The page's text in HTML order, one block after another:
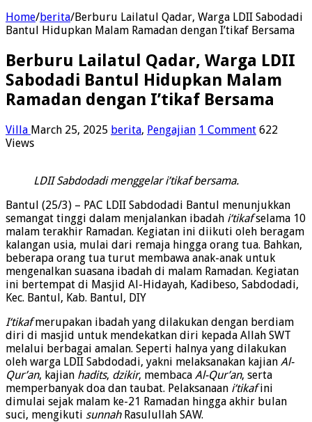
Home/berita/Berburu Lailatul Qadar, Warga LDII Sabodadi
Bantul Hidupkan Malam Ramadan dengan I’tikaf Bersama
Berburu Lailatul Qadar, Warga LDII
Sabodadi Bantul Hidupkan Malam
Ramadan dengan I’tikaf Bersama
Villa March 25, 2025 berita, Pengajian 1 Comment 622
Views
LDII Sabdodadi menggelar i’tikaf bersama.
Bantul (25/3) – PAC LDII Sabdodadi Bantul menunjukkan
semangat tinggi dalam menjalankan ibadah i‘tikafselama 10
malam terakhir Ramadan. Kegiatan ini diikuti oleh beragam
kalangan usia, mulai dari remaja hingga orang tua. Bahkan,
beberapa orang tua turut membawa anak-anak untuk
mengenalkan suasana ibadah di malam Ramadan. Kegiatan
ini bertempat di Masjid Al-Hidayah, Kadibeso, Sabdodadi,
Kec. Bantul, Kab. Bantul, DIY
I‘tikafmerupakan ibadah yang dilakukan dengan berdiam
diri di masjid untuk mendekatkan diri kepada Allah SWT
melalui berbagai amalan. Seperti halnya yang dilakukan
oleh warga LDII Sabdodadi, yakni melaksanakan kajian Al-
Qur’an, kajian hadits, dzikir, membaca Al-Qur’an, serta
memperbanyak doa dan taubat. Pelaksanaan i‘tikafini
dimulai sejak malam ke-21 Ramadan hingga akhir bulan
suci, mengikuti sunnahRasulullah SAW.